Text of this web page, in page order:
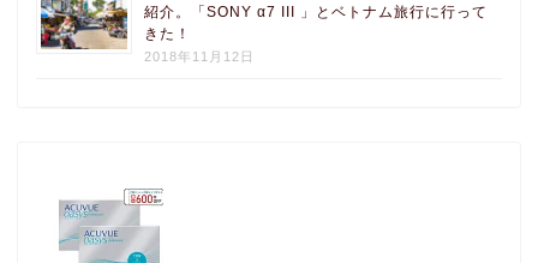
紹介。「SONY α7 III 」とベトナム旅行に行って
きた！
2018年11月12日